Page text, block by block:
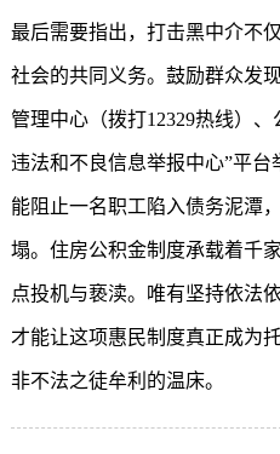
最后需要指出，打击黑中介不
社会的共同义务。鼓励群众发
管理中心（拨打12329热线）
违法和不良信息举报中心”平
能阻止一名职工陷入债务泥潭
塌。住房公积金制度承载着千
点投机与亵渎。唯有坚持依法
才能让这项惠民制度真正成为
非不法之徒牟利的温床。